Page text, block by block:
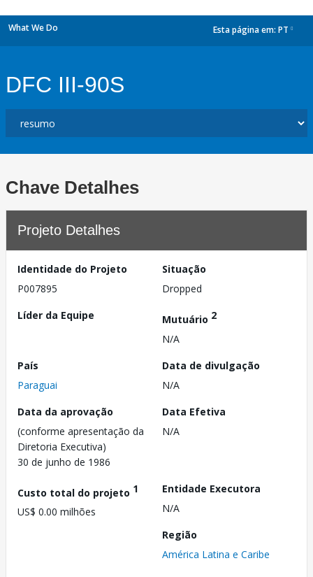
What We Do Esta página em: PT
DFC III-90S
Chave Detalhes
Projeto Detalhes
Identidade do Projeto
P007895
Situação
Dropped
Líder da Equipe
Mutuário 2
N/A
País
Paraguai
Data de divulgação
N/A
Data da aprovação
(conforme apresentação da
Diretoria Executiva)
30 de junho de 1986
Data Efetiva
N/A
Custo total do projeto 1
US$ 0.00 milhões
Entidade Executora
N/A
Região
América Latina e Caribe